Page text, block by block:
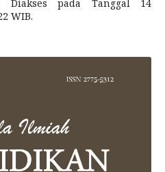
Diakses pada Tanggal 14
WIB.